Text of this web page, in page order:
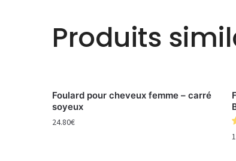
Produits
Foulard pour cheveux femme – carré
soyeux
24.80€